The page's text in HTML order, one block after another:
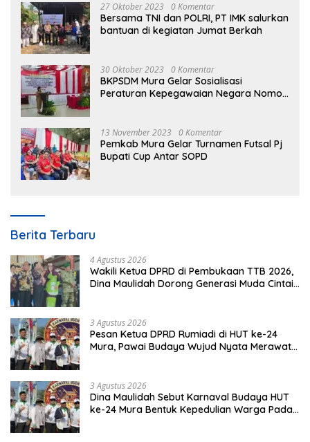
27 Oktober 2023 0 Komentar
Bersama TNI dan POLRI, PT IMK salurkan
bantuan di kegiatan Jumat Berkah
30 Oktober 2023 0 Komentar
BKPSDM Mura Gelar Sosialisasi
Peraturan Kepegawaian Negara Nomor
13 November 2023 0 Komentar
Pemkab Mura Gelar Turnamen Futsal Pj
Bupati Cup Antar SOPD
Berita Terbaru
4 Agustus 2026
Wakili Ketua DPRD di Pembukaan TTB 2026,
Dina Maulidah Dorong Generasi Muda Cintai
3 Agustus 2026
Pesan Ketua DPRD Rumiadi di HUT ke-24
Mura, Pawai Budaya Wujud Nyata Merawat
3 Agustus 2026
Dina Maulidah Sebut Karnaval Budaya HUT
ke-24 Mura Bentuk Kepedulian Warga Pada